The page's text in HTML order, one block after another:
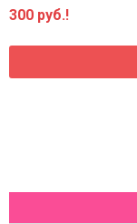
300 руб.!